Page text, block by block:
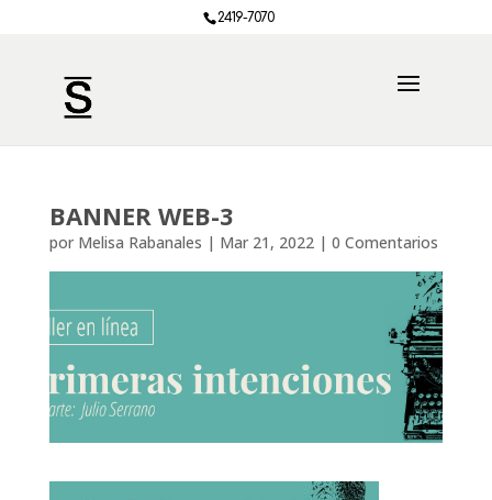
2419-7070
BANNER WEB-3
por Melisa Rabanales | Mar 21, 2022| 0 Comentarios